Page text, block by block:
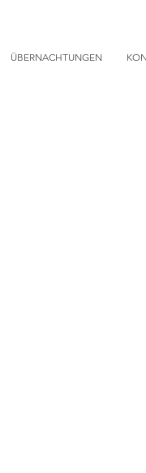
ÜBERNACHTUNGEN